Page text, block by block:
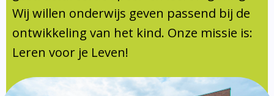
Medezeggenschapsraad
Documentatie
Formulieren
SIKO
Wij willen onderwijs geven passend bij de
ontwikkeling van het kind. Onze missie is:
Leren voor je Leven!